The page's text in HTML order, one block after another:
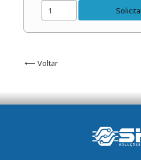
função é manter a
gerador sempre
das oscilações de
⟵ Voltar